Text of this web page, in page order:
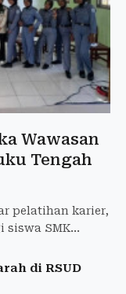
Wawasan
Tengah
pelatihan karier,
siswa SMK
di RSUD